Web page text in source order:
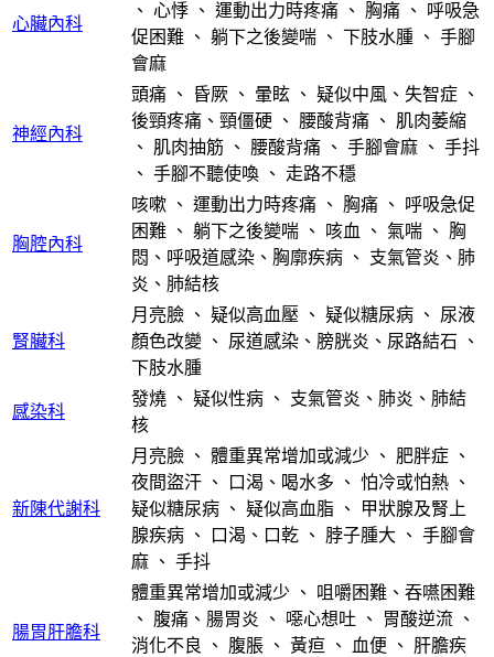
心臟內科
、 心悸 、 運動出力時疼痛 、 胸痛 、
呼吸急
促困難 、 躺下之後變喘 、 下肢水腫 、 手腳
會麻
神經內科
頭痛 、 昏厥 、 暈眩 、 疑似中風、失智症 、
後頸疼痛、頸僵硬 、 腰酸背痛 、 肌肉萎縮
、 肌肉抽筋 、 腰酸背痛 、 手腳會麻 、 手抖
、 手腳不聽使喚 、 走路不穩
胸腔內科
咳嗽 、 運動出力時疼痛 、 胸痛 、
呼吸急促
困難 、 躺下之後變喘 、 咳血 、 氣喘 、 胸
悶、呼吸道感染、胸廓疾病 、 支氣管炎、肺
炎、肺結核
腎臟科
月亮臉 、 疑似高血壓 、 疑似糖尿病 、 尿液
顏色改變 、 尿道感染、膀胱炎、尿路結石 、
下肢水腫
感染科
發燒 、 疑似性病 、 支氣管炎、肺炎、肺結
核
新陳代謝科
月亮臉 、 體重異常增加或減少 、 肥胖症 、
夜間盜汗 、 口渴、喝水多 、 怕冷或怕熱 、
疑似糖尿病 、 疑似高血脂 、
甲狀腺及腎上
腺疾病 、 口渴、口乾 、 脖子腫大 、 手腳會
麻 、 手抖
腸胃肝膽科
體重異常增加或減少 、
咀嚼困難、吞嚥困難
、 腹痛、腸胃炎 、 噁心想吐 、 胃酸逆流 、
消化不良
、 腹脹 、 黃疸 、 血便 、 肝膽疾